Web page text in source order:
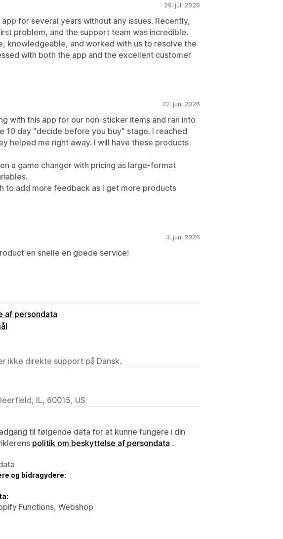
29. juli 2026
for several years without any issues. Recently,
problem, and the support team was incredible.
knowledgeable, and worked with us to resolve the
with both the app and the excellent customer
22. juni 2026
with this app for our non-sticker items and ran into
10 day "decide before you buy" stage. I reached
helped me right away. I will have these products
a game changer with pricing as large-format
to add more feedback as I get more products
3. juni 2026
en snelle en goede service!
af persondata
ikke direkte support på Dansk.
IL, 60015, US
til følgende data for at kunne fungere i din
politik om beskyttelse af persondata .
og bidragydere:
Functions, Webshop